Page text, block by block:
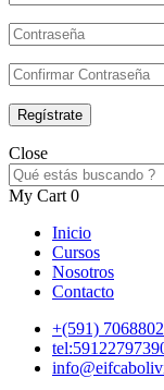
Close
My Cart 0
Inicio
Cursos
Nosotros
Contacto
+(591)